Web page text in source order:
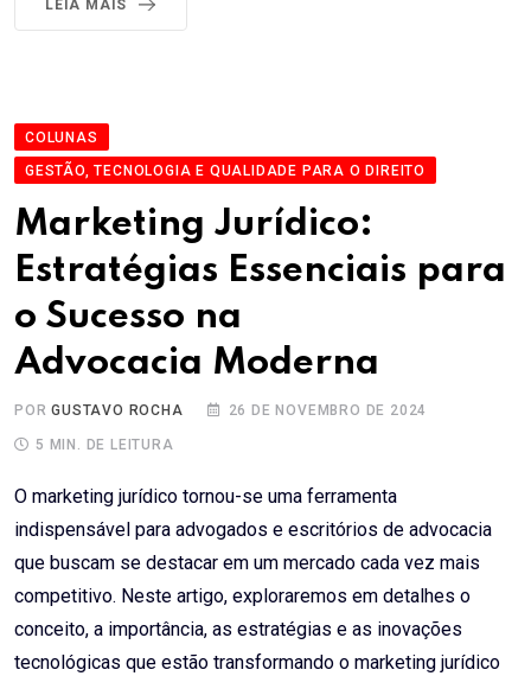
LEIA MAIS
COLUNAS
GESTÃO, TECNOLOGIA E QUALIDADE PARA O DIREITO
Marketing Jurídico:
Estratégias Essenciais para
o Sucesso na
Advocacia Moderna
PORGUSTAVO ROCHA 26 DE NOVEMBRO DE 2024
5 MIN. DE LEITURA
O marketing jurídico tornou-se uma ferramenta
indispensável para advogados e escritórios de advocacia
que buscam se destacar em um mercado cada vez mais
competitivo. Neste artigo, exploraremos em detalhes o
conceito, a importância, as estratégias e as inovações
tecnológicas que estão transformando o marketing jurídico